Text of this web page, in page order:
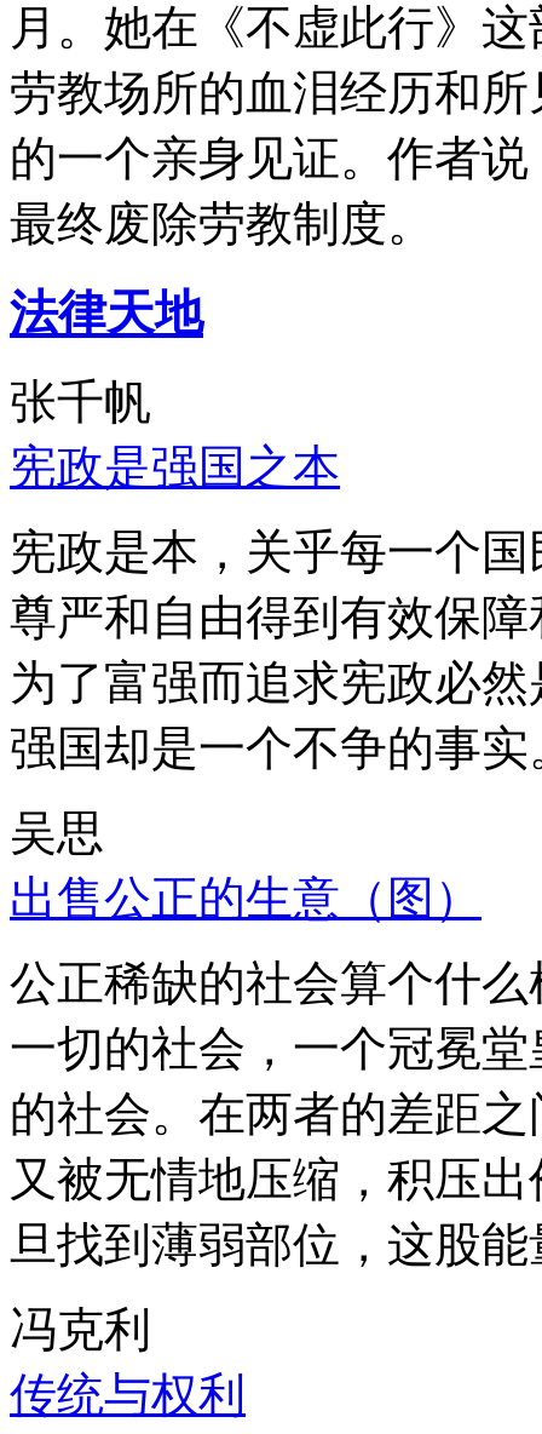
月。她在《不虚此行》
劳教场所的血泪经历和
的一个亲身见证。作者
最终废除劳教制度。
法律天地
张千帆
宪政是强国之本
宪政是本，关乎每一个
尊严和自由得到有效保
为了富强而追求宪政必
强国却是一个不争的事实
吴思
出售公正的生意（图）
公正稀缺的社会算个什
一切的社会，一个冠冕
的社会。在两者的差距
又被无情地压缩，积压
旦找到薄弱部位，这股
冯克利
传统与权利